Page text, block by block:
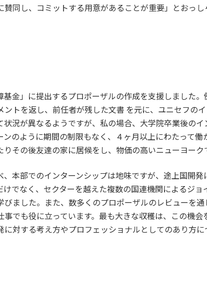
同し、コミットする用意があることが重要」とおっ
金」に提出するプロポーザルの作成を支援しました
トを返し、前任者が残した文書 を元に、ユニセフの
況が異なるようですが、私の場合、大学院卒業後の
のように期間の制限もなく、４ヶ月以上にわたって働
その後友達の家に居候をし、物価の高いニューヨーク
本部でのインターンシップは地味ですが、途上国開
でなく、セクターを越えた複数の国連機関によるジ
ました。また、数多くのプロポーザルのレビューを
でも役に立っています。最も大きな収穫は、この機会
対する考え方やプロフェッショナルとしてのあり方